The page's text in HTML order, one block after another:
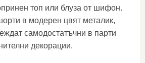
топ или блуза от шифон.
в модерен цвят металик,
самодостатъчни в парти
декорации.